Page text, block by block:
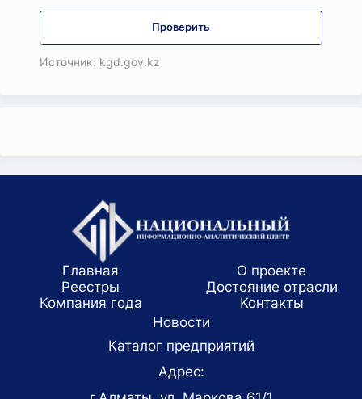
Проверить
Источник: kgd.gov.kz
Главная
О проекте
Реестры
Достояние отрасли
Компания года
Koнтaкты
Новости
Каталог предприятий
Адрес: